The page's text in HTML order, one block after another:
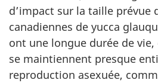
d’impact sur la taille prévue
canadiennes de yucca
ont une longue durée de
se maintiennent presque
reproduction asexuée,